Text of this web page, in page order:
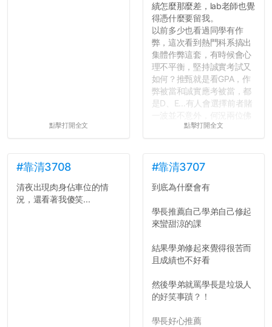
點擊打開全文
績怎麼那麼差，lab老師也覺
得憑什麼要留我。
以前多少也看過同學有作
弊，這次看到熱門科系搞出
集體作弊這套，有時候會心
理不平衡，堅持誠實考試又
如何？推甄就是看GPA，作
弊被當和誠實應考被當，都
是D、E...有人會選擇前者賭
一波並不意外，何況兩位佛
心教授看起來要輕輕放下
長作弊的風氣。
反正老人我明天就要搬離新
關，就當最後一天發個牢騷
吧XD，祝學弟妹們修課順利
點擊打開全文
#靠清3708
清夜出現肉身佔車位的情
況，還看著我傻笑...
#靠清3707
到底為什麼會有
學長推薦自己學弟自己修起
來蠻甜涼的課
結果學弟修起來覺得很苦而
且成績也不好看
然後學弟就罵學長是垃圾人
的好笑事蹟？！
學長好心推薦